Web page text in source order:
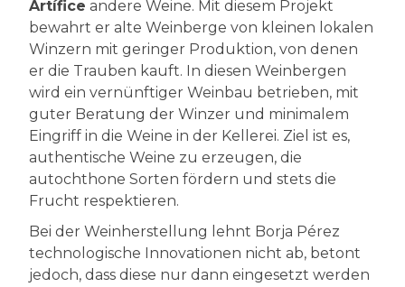
Artífice andere Weine. Mit diesem Projekt
bewahrt er alte Weinberge von kleinen lokalen
Winzern mit geringer Produktion, von denen
er die Trauben kauft. In diesen Weinbergen
wird ein vernünftiger Weinbau betrieben, mit
guter Beratung der Winzer und minimalem
Eingriff in die Weine in der Kellerei. Ziel ist es,
authentische Weine zu erzeugen, die
autochthone Sorten fördern und stets die
Frucht respektieren.
Bei der Weinherstellung lehnt Borja Pérez
technologische Innovationen nicht ab, betont
jedoch, dass diese nur dann eingesetzt werden